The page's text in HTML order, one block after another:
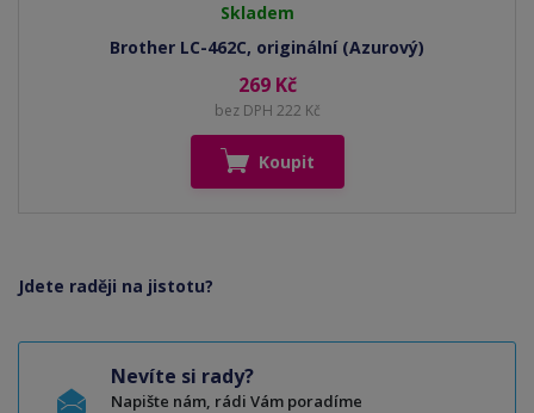
Skladem
Brother LC-462C, originální (Azurový)
269 Kč
bez DPH 222 Kč
Koupit
Jdete raději na jistotu?
Nevíte si rady?
Napište nám, rádi Vám poradíme